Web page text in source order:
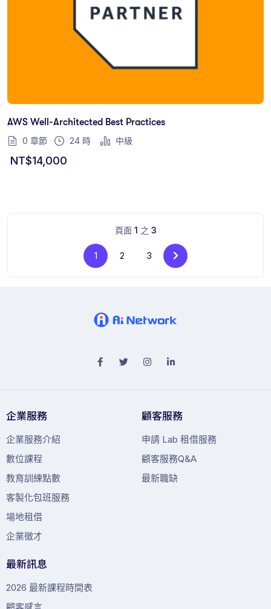
AWS Well-Architected Best Practices
0 章節 24 時 中級
NT$14,000
頁面 1 之 3
1 2 3
企業服務
企業服務介紹
數位課程
教育訓練點數
客製化包班服務
場地租借
企業徵才
顧客服務
申請 Lab 租借服務
顧客服務Q&A
最新職缺
最新訊息
2026 最新課程時間表